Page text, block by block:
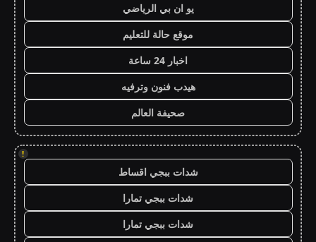
يو ان بي الرياضي
موقع حالة للتعليم
اخبار 24 ساعة
هيدب فنون وترفيه
صحيفة العالم
!
شدات ببجي اقساط
شدات ببجي تمارا
شدات ببجي تمارا